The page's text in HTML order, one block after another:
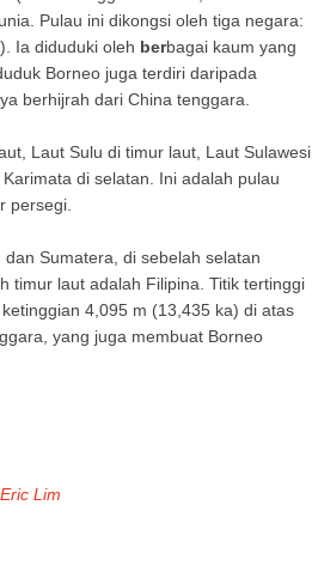
Pulau ini dikongsi oleh tiga negara:
Ia diduduki oleh berbagai kaum yang
Borneo juga terdiri daripada
berhijrah dari China tenggara.
Laut Sulu di timur laut, Laut Sulawesi
di selatan. Ini adalah pulau
persegi.
Sumatera, di sebelah selatan
timur laut adalah Filipina. Titik tertinggi
4,095 m (13,435 ka) di atas
yang juga membuat Borneo
Eric Lim